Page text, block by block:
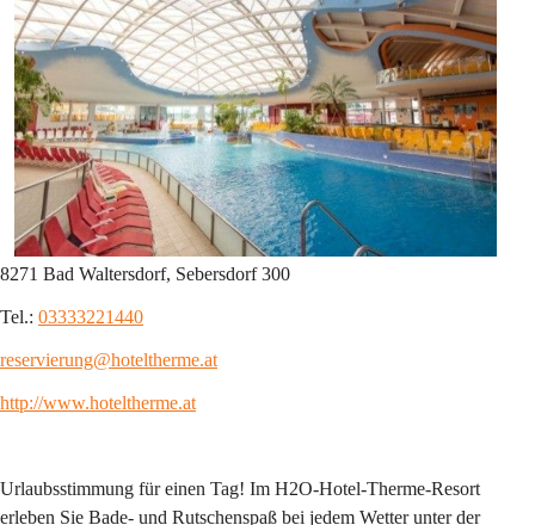
8271 Bad Waltersdorf, Sebersdorf 300
Tel.: 03333221440
reservierung@hoteltherme.at
http://www.hoteltherme.at
Urlaubsstimmung für einen Tag! Im H2O-Hotel-Therme-Resort
erleben Sie Bade- und Rutschenspaß bei jedem Wetter unter der